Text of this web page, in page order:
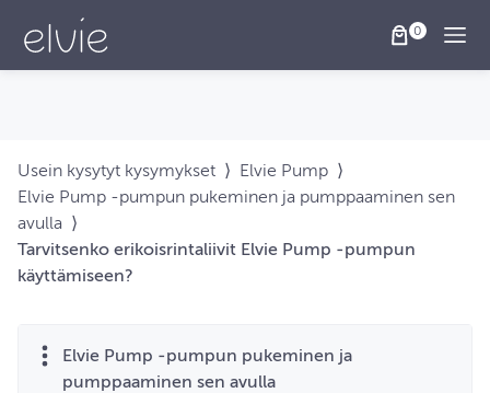
Usein kysytyt kysymykset ⟩ Elvie Pump ⟩
Elvie Pump ‑pumpun pukeminen ja pumppaaminen sen
avulla ⟩
Tarvitsenko erikoisrintaliivit Elvie Pump ‑pumpun
käyttämiseen?
Elvie Pump ‑pumpun pukeminen ja
pumppaaminen sen avulla